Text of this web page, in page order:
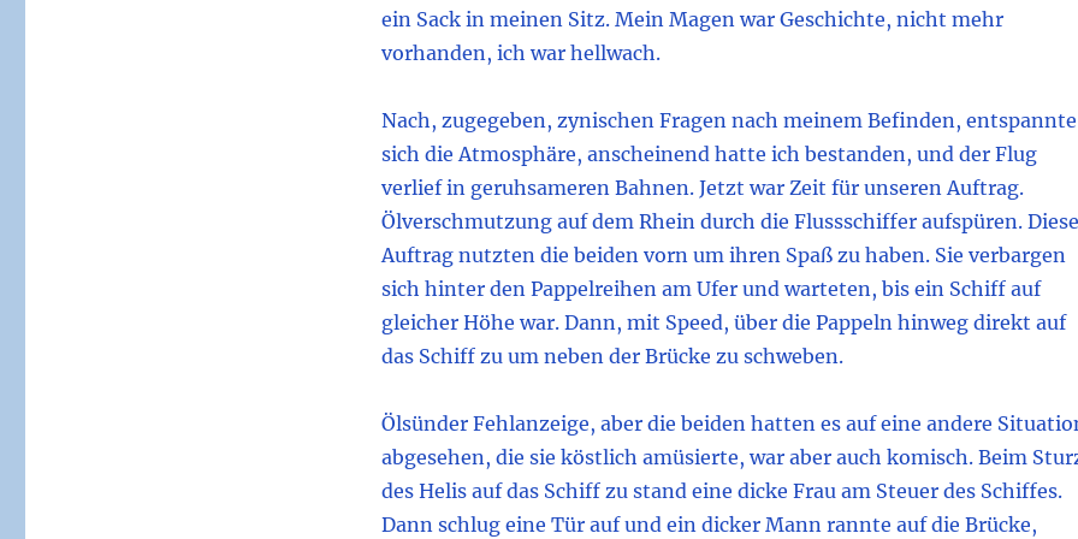
ein Sack in meinen Sitz. Mein Magen war Geschichte, nicht mehr
vorhanden, ich war hellwach.
Nach, zugegeben, zynischen Fragen nach meinem Befinden, entspannte
sich die Atmosphäre, anscheinend hatte ich bestanden, und der Flug
verlief in geruhsameren Bahnen. Jetzt war Zeit für unseren Auftrag.
Ölverschmutzung auf dem Rhein durch die Flussschiffer aufspüren.
Auftrag nutzten die beiden vorn um ihren Spaß zu haben. Sie verbargen
sich hinter den Pappelreihen am Ufer und warteten, bis ein Schiff auf
gleicher Höhe war. Dann, mit Speed, über die Pappeln hinweg direkt auf
das Schiff zu um neben der Brücke zu schweben.
Ölsünder Fehlanzeige, aber die beiden hatten es auf eine andere
abgesehen, die sie köstlich amüsierte, war aber auch komisch. Beim
des Helis auf das Schiff zu stand eine dicke Frau am Steuer des Schiffes.
Dann schlug eine Tür auf und ein dicker Mann rannte auf die Brücke,